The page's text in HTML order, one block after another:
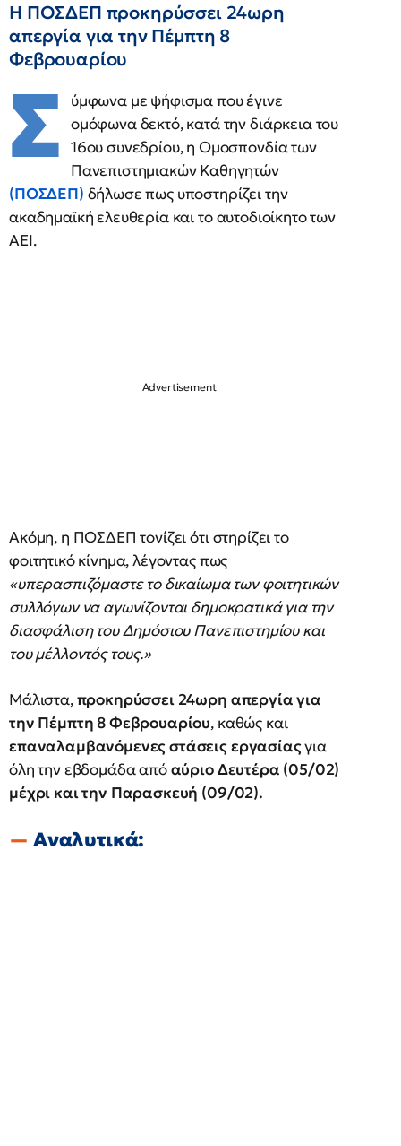
Η ΠΟΣΔΕΠ προκηρύσσει 24ωρη
απεργία για την Πέμπτη 8
Φεβρουαρίου
Σ
ύμφωνα με ψήφισμα που έγινε
ομόφωνα δεκτό, κατά την διάρκεια του
16ου συνεδρίου, η Ομοσπονδία των
Πανεπιστημιακών Καθηγητών
(ΠΟΣΔΕΠ) δήλωσε πως υποστηρίζει την
ακαδημαϊκή ελευθερία και το αυτοδιοίκητο των
ΑΕΙ.
Ακόμη, η ΠΟΣΔΕΠ τονίζει ότι στηρίζει το
φοιτητικό κίνημα, λέγοντας πως
«υπερασπιζόμαστε το δικαίωμα των φοιτητικών
συλλόγων να αγωνίζονται δημοκρατικά για την
διασφάλιση του Δημόσιου Πανεπιστημίου και
του μέλλοντός τους.»
Μάλιστα,προκηρύσσει 24ωρη απεργία για
την Πέμπτη 8 Φεβρουαρίου, καθώς και
επαναλαμβανόμενες στάσεις εργασίαςγια
όλη την εβδομάδα απόαύριο Δευτέρα (05/02)
μέχρι και την Παρασκευή (09/02).
Αναλυτικά: